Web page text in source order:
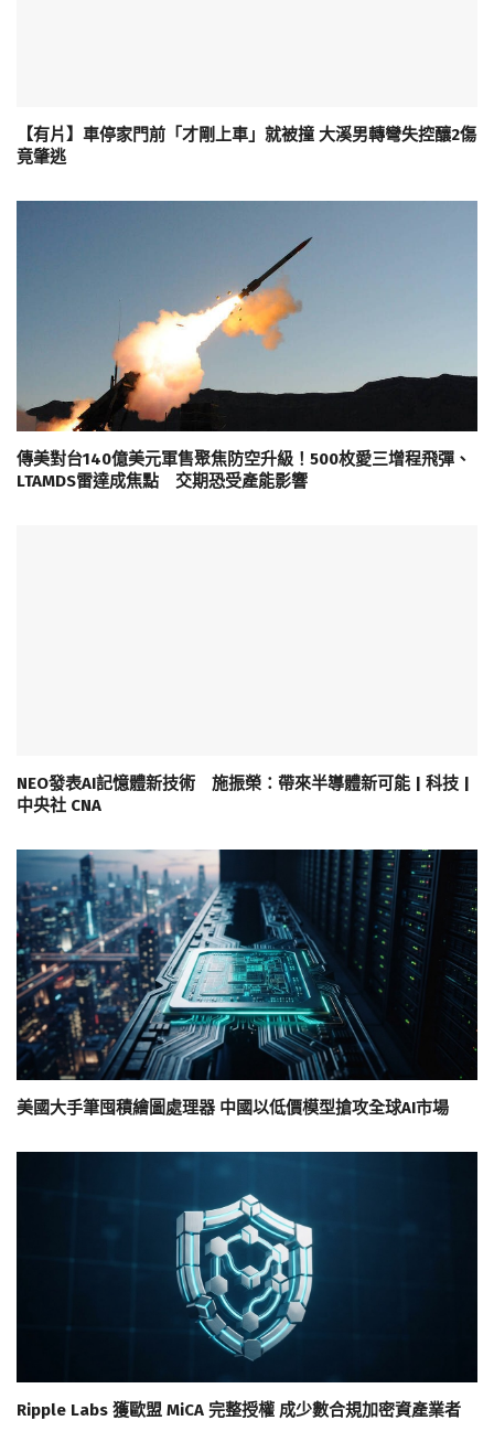
【有片】車停家門前「才剛上車」就被撞 大溪男轉彎失控釀2傷
竟肇逃
傳美對台140億美元軍售聚焦防空升級！500枚愛三增程飛彈、
LTAMDS雷達成焦點 交期恐受產能影響
NEO發表AI記憶體新技術 施振榮：帶來半導體新可能 | 科技 |
中央社 CNA
美國大手筆囤積繪圖處理器 中國以低價模型搶攻全球AI市場
Ripple Labs 獲歐盟 MiCA 完整授權 成少數合規加密資產業者